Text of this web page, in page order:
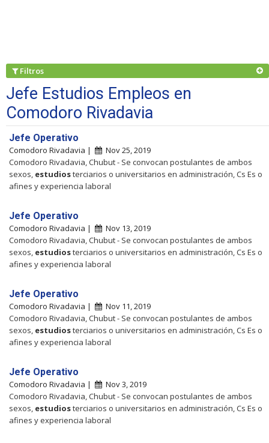
Filtros
Jefe Estudios Empleos en
Comodoro Rivadavia
Jefe Operativo
Comodoro Rivadavia |
Nov 25, 2019
Comodoro Rivadavia, Chubut - Se convocan postulantes de ambos
sexos, estudiosterciarios o universitarios en administración, Cs Es o
afines y experiencia laboral
Jefe Operativo
Comodoro Rivadavia |
Nov 13, 2019
Comodoro Rivadavia, Chubut - Se convocan postulantes de ambos
sexos, estudiosterciarios o universitarios en administración, Cs Es o
afines y experiencia laboral
Jefe Operativo
Comodoro Rivadavia |
Nov 11, 2019
Comodoro Rivadavia, Chubut - Se convocan postulantes de ambos
sexos, estudiosterciarios o universitarios en administración, Cs Es o
afines y experiencia laboral
Jefe Operativo
Comodoro Rivadavia |
Nov 3, 2019
Comodoro Rivadavia, Chubut - Se convocan postulantes de ambos
sexos, estudiosterciarios o universitarios en administración, Cs Es o
afines y experiencia laboral